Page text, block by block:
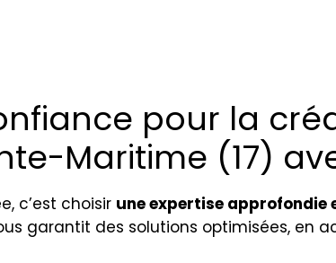
pour la
Maritime (17)
c’est choisir une expertise approfondie
garantit des solutions optimisées, en